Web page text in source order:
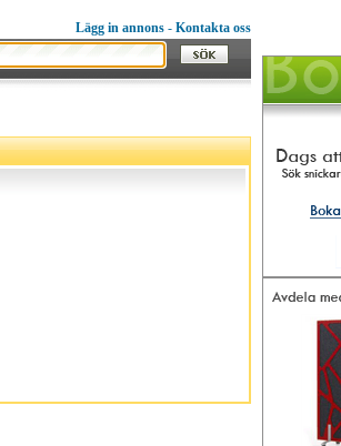
Lägg in annons - Kontakta oss